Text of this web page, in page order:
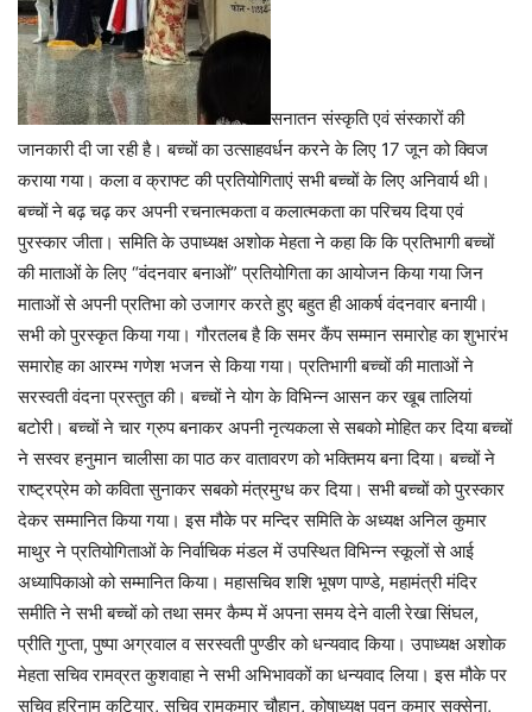
सनातन संस्कृति एवं संस्कारों की
जानकारी दी जा रही है। बच्चों का उत्साहवर्धन करने के लिए 17 जून को क्विज
कराया गया। कला व क्राफ्ट की प्रतियोगिताएं सभी बच्चों के लिए अनिवार्य थी।
बच्चों ने बढ़‌ चढ़ कर अपनी रचनात्मकता व कलात्मकता का परिचय दिया एवं
पुरस्कार जीता। समिति के उपाध्यक्ष अशोक मेहता ने कहा कि कि प्रतिभागी बच्चों
की माताओं के लिए “वंदनवार बनाओं” प्रतियोगिता का आयोजन किया गया जिन
माताओं से अपनी प्रतिभा को उजागर करते हुए बहुत ही आकर्ष वंदनवार बनायी।
सभी को पुरस्कृत किया गया। गौरतलब है कि समर कैंप सम्मान समारोह का शुभारंभ
समारोह का आरम्भ गणेश भजन से किया गया। प्रतिभागी बच्चों की माताओं ने
सरस्वती वंदना प्रस्तुत की। बच्चों ने योग के विभिन्न आसन कर खूब तालियां
बटोरी। बच्चों ने चार ग्रुप बनाकर अपनी नृत्यकला से सबको मोहित कर दिया बच्चों
ने सस्वर हनुमान चालीसा का पाठ कर वातावरण को भक्तिमय बना दिया। बच्चों ने
राष्ट्रप्रेम को कविता सुनाकर सबको मंत्रमुग्ध कर दिया। सभी बच्चों को पुरस्कार
देकर सम्मानित किया गया। इस मौके पर मन्दिर समिति के अध्यक्ष अनिल कुमार
माथुर ने प्रतियोगिताओं के निर्वाचिक मंडल में उपस्थित विभिन्न स्कूलों से आई
अध्यापिकाओ को सम्मानित किया। महासचिव शशि भूषण पाण्डे, महामंत्री मंदिर
समीति ने सभी बच्चों को तथा समर कैम्प में अपना समय देने वाली रेखा सिंघल,
प्रीति गुप्ता, पुष्पा अग्रवाल व सरस्वती पुण्डीर को धन्यवाद किया। उपाध्यक्ष अशोक
मेहता सचिव रामव्रत कुशवाहा ने सभी अभिभावकों का धन्यवाद लिया। इस मौके पर
सचिव हरिनाम कटियार, सचिव रामकुमार चौहान, कोषाध्यक्ष पवन कुमार सक्सेना,